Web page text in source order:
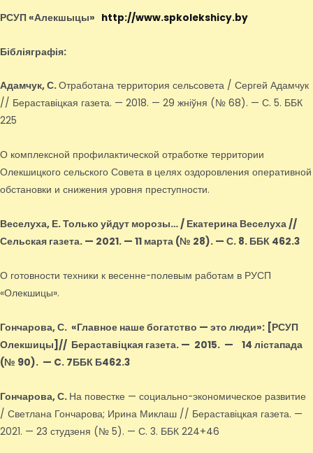
РСУП «Алекшыцы» http://www.spkolekshicy.by
Бібліяграфія:
Адамчук, С.Отработана территория сельсовета / Сергей Адамчук
// Бераставіцкая газета. — 2018. — 29 жніўня (№ 68). — С. 5. ББК
225
О комплексной профилактической отработке территории
Олекшицкого сельского Совета в целях оздоровления оперативной
обстановки и снижения уровня преступности.
Веселуха, Е.Только уйдут морозы… / Екатерина Веселуха //
Сельская газета. — 2021. — 11 марта (№ 28). — С. 8. ББК 462.3
О готовности техники к весенне-полевым работам в РУСП
«Олекшицы».
Гончарова, С. «Главное наше богатство — это люди»: [РСУП
Олекшицы] // Бераставіцкая газета. — 2015. — 14 лістапада
(№ 90). — C. 7ББК Б462.3
Гончарова, С. На повестке — социально-экономическое развитие
/ Светлана Гончарова; Ирина Миклаш // Бераставіцкая газета. —
2021. — 23 студзеня (№ 5). — С. 3. ББК 224+46